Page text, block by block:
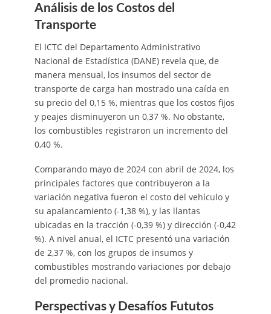
Análisis de los Costos del
Transporte
El ICTC del Departamento Administrativo
Nacional de Estadística (DANE) revela que, de
manera mensual, los insumos del sector de
transporte de carga han mostrado una caída en
su precio del 0,15 %, mientras que los costos fijos
y peajes disminuyeron un 0,37 %. No obstante,
los combustibles registraron un incremento del
0,40 %.
Comparando mayo de 2024 con abril de 2024, los
principales factores que contribuyeron a la
variación negativa fueron el costo del vehículo y
su apalancamiento (-1,38 %), y las llantas
ubicadas en la tracción (-0,39 %) y dirección (-0,42
%). A nivel anual, el ICTC presentó una variación
de 2,37 %, con los grupos de insumos y
combustibles mostrando variaciones por debajo
del promedio nacional.
Perspectivas y Desafíos Fututos